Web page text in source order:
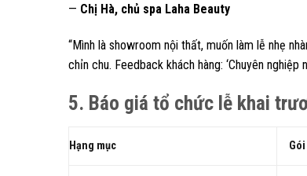
— Chị Hà, chủ spa Laha Beauty
“Mình là showroom nội thất, muốn làm lễ nhẹ
chỉn chu. Feedback khách hàng: ‘Chuyên nghiệp
5. Báo giá tổ chức lễ khai
Hạng mục